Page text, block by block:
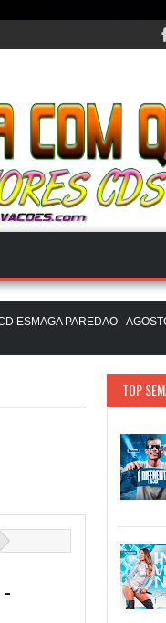
PAREDAO - AGOSTO
TOP